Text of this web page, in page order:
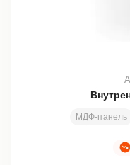
МДФ-панель